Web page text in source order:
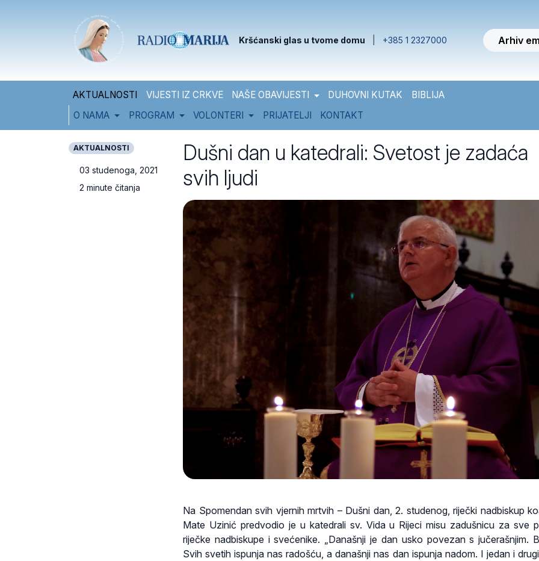
Kršćanski glas u tvome domu +385 1 2327000 Arhiv
AKTUALNOSTI VIJESTI IZ CRKVE NAŠE OBAVIJESTI DUHOVNI KUTAK
BIBLIJA
O NAMA
PROGRAM VOLONTERI PRIJATELJI KONTAKT
AKTUALNOSTI
03 studenoga, 2021
2 minute čitanja
Dušni dan u katedrali: Svetost je zadaća
svih ljudi
Na Spomendan svih vjernih mrtvih – Dušni dan, 2. studenog, riječki nadbiskup
Mate Uzinić predvodio je u katedrali sv. Vida u Rijeci misu zadušnicu za sve
riječke nadbiskupe i svećenike. „Današnji je dan usko povezan s jučerašnjim.
Svih svetih ispunja nas radošću, a današnji nas dan ispunja nadom. I jedan i